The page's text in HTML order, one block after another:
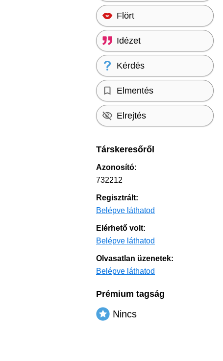
Flört
Idézet
Kérdés
Elmentés
Elrejtés
Társkeresőről
Azonosító:
732212
Regisztrált:
Belépve láthatod
Elérhető volt:
Belépve láthatod
Olvasatlan üzenetek:
Belépve láthatod
Prémium tagság
Nincs